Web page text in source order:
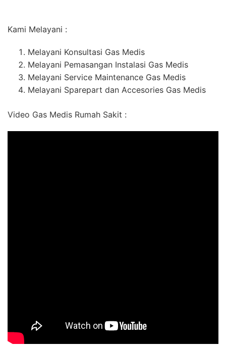
Kami Melayani :
Melayani Konsultasi Gas Medis
Melayani Pemasangan Instalasi Gas Medis
Melayani Service Maintenance Gas Medis
Melayani Sparepart dan Accesories Gas Medis
Video Gas Medis Rumah Sakit :